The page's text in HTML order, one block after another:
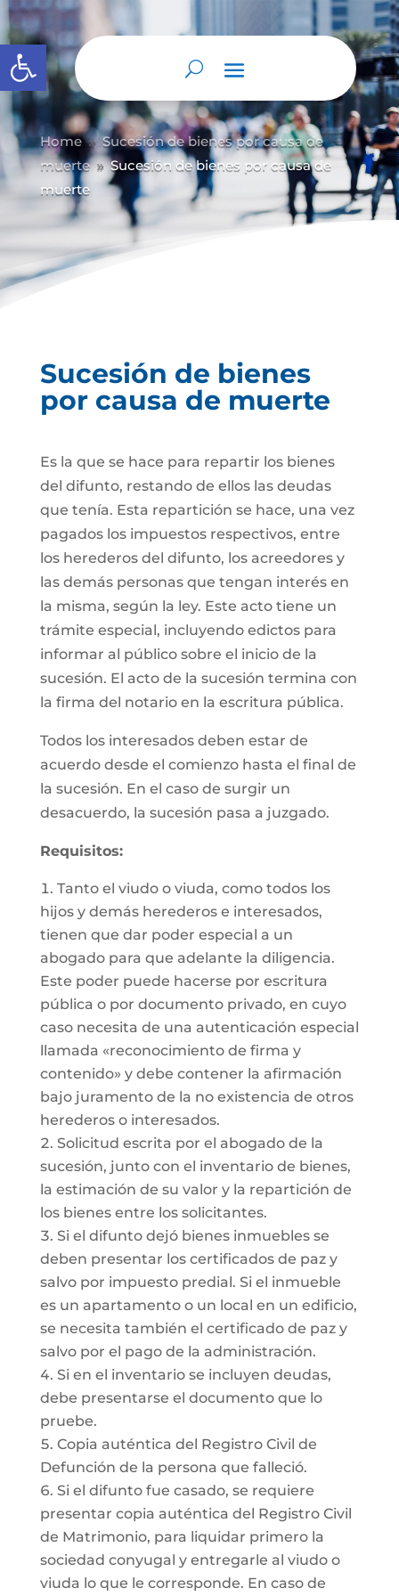
Abrir barra de herramientas
Home 9 Sucesión de bienes por causa de
muerte 9 Sucesión de bienes por causa de
muerte
Sucesión de bienes
por causa de muerte
Es la que se hace para repartir los bienes
del difunto, restando de ellos las deudas
que tenía. Esta repartición se hace, una vez
pagados los impuestos respectivos, entre
los herederos del difunto, los acreedores y
las demás personas que tengan interés en
la misma, según la ley. Este acto tiene un
trámite especial, incluyendo edictos para
informar al público sobre el inicio de la
sucesión. El acto de la sucesión termina con
la firma del notario en la escritura pública.
Todos los interesados deben estar de
acuerdo desde el comienzo hasta el final de
la sucesión. En el caso de surgir un
desacuerdo, la sucesión pasa a juzgado.
Requisitos:
Tanto el viudo o viuda, como todos los
hijos y demás herederos e interesados,
tienen que dar poder especial a un
abogado para que adelante la diligencia.
Este poder puede hacerse por escritura
pública o por documento privado, en cuyo
caso necesita de una autenticación especial
llamada «reconocimiento de firma y
contenido» y debe contener la afirmación
bajo juramento de la no existencia de otros
herederos o interesados.
Solicitud escrita por el abogado de la
sucesión, junto con el inventario de bienes,
la estimación de su valor y la repartición de
los bienes entre los solicitantes.
Si el difunto dejó bienes inmuebles se
deben presentar los certificados de paz y
salvo por impuesto predial. Si el inmueble
es un apartamento o un local en un edificio,
se necesita también el certificado de paz y
salvo por el pago de la administración.
Si en el inventario se incluyen deudas,
debe presentarse el documento que lo
pruebe.
Copia auténtica del Registro Civil de
Defunción de la persona que falleció.
Si el difunto fue casado, se requiere
presentar copia auténtica del Registro Civil
de Matrimonio, para liquidar primero la
sociedad conyugal y entregarle al viudo o
viuda lo que le corresponde. En caso de